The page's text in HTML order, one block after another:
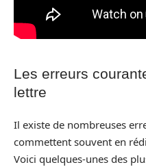
Les erreurs
lettre
Il existe de nombreuses
commettent souvent en
Voici quelques-unes des